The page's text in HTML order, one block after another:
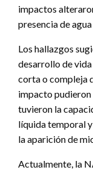
impactos
presencia de
Los hallazgos
desarrollo de
corta o compleja
impacto
tuvieron la
líquida temporal
la aparición de
Actualmente, la